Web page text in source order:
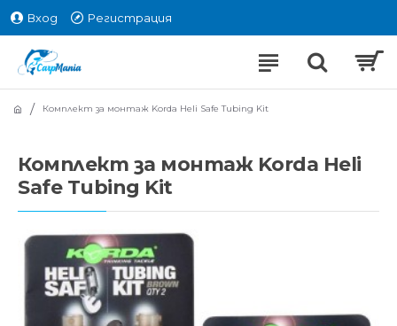
Вход Регистрация
Комплект за монтаж Korda Heli Safe Tubing Kit
Комплект за монтаж Korda Heli
Safe Tubing Kit